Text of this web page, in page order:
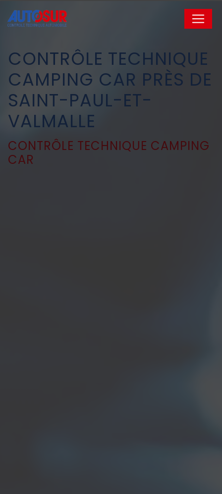
CONTRÔLE TECHNIQUE
CAMPING CAR PRÈS DE
SAINT-PAUL-ET-
VALMALLE
CONTRÔLE TECHNIQUE CAMPING
CAR